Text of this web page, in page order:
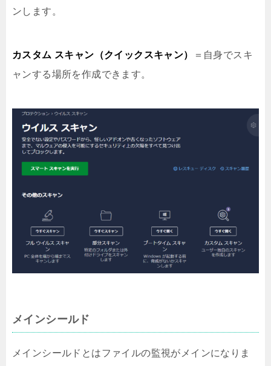
ンします。
カスタム スキャン（クイックスキャン）
＝自身でスキ
ャンする場所を作成できます。
メインシールド
メインシールドとはファイルの監視がメインになりま